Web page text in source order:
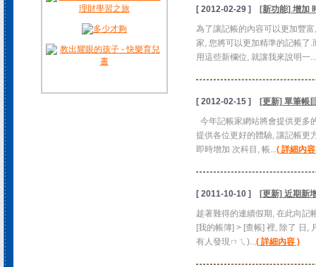
[ 2012-02-29 ]
[新功能] 增加
為了讓記帳的內容可以更加豐
家, 您將可以更加精準的記帳了
用這些新欄位, 就讓我來說明一...
[ 2012-02-15 ]
[更新] 單筆帳
今年記帳家網站將會提供更多
提供各位更好的體驗, 讓記帳更
即時增加 次科目, 帳...( 詳細內
[ 2011-10-10 ]
[更新] 近期新
趁著難得的連續假期, 在此向記
[我的帳簿] > [查帳] 裡, 除了 日,
有人發現ㄇㄟ)...( 詳細內容 )